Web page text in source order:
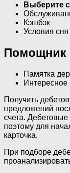
Выберите
Кэшбэк
Условия
Помощник
Памятка
Интересное
Получить
предложений
счета. Дебетовые
поэтому для
карточка.
При подборе